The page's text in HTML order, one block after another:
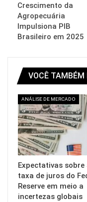
Crescimento da
Agropecuária
Impulsiona PIB
Brasileiro em 2025
VOCÊ TAMBÉM
ANÁLISE DE MERCADO
Expectativas sobre
taxa de juros do
Reserve em meio a
incertezas globais